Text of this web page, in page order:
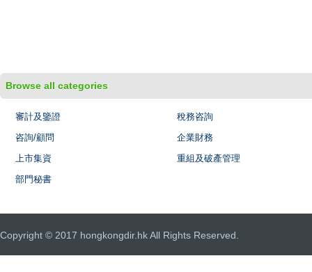
Browse all categories
審計及鑒證
稅務咨詢
咨詢/顧問
企業財務
上市集資
重組及破產管理
部門秘書
Copyright © 2017 hongkongdir.hk All Rights Reserved.